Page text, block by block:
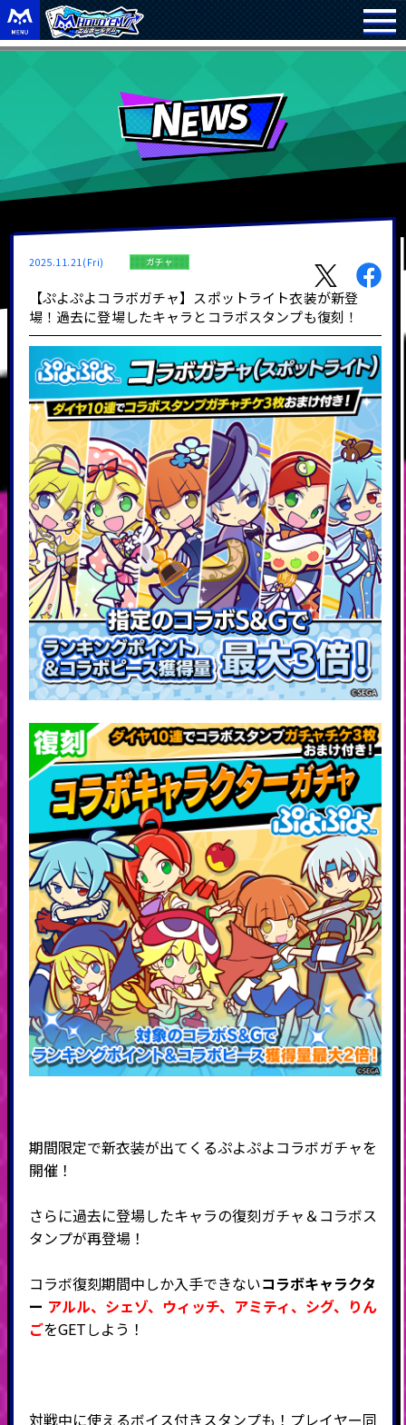
2025.11.21(Fri) ガチャ
【ぷよぷよコラボガチャ】スポットライト衣装が新登
場！過去に登場したキャラとコラボスタンプも復刻！
期間限定で新衣装が出てくるぷよぷよコラボガチャを
開催！
さらに過去に登場したキャラの復刻ガチャ＆コラボス
タンプが再登場！
コラボ復刻期間中しか入手できないコラボキャラクタ
ー アルル、 シェゾ、ウィッチ、アミティ、シグ、 りん
ごをGETしよう！
対戦中に使えるボイス付きスタンプも！プレイヤー同